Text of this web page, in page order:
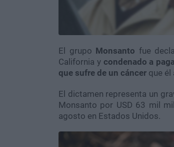
El grupo Monsanto fue
California y condenado a
que sufre de un cáncer que él
El dictamen representa un
Monsanto por USD 63 mil
agosto en Estados Unidos.